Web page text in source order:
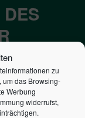
zu
um das Browsing-
Werbung
widerrufst,